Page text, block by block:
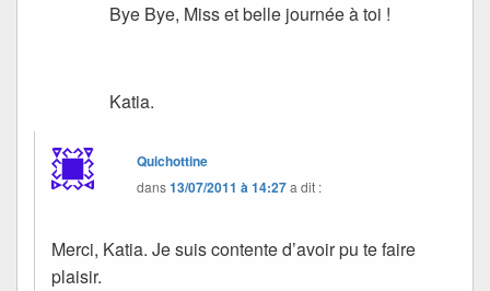
Bye Bye, Miss et belle journée à toi !
Katia.
Quichottine
dans13/07/2011 à 14:27a dit :
Merci, Katia. Je suis contente d’avoir pu te faire
plaisir.